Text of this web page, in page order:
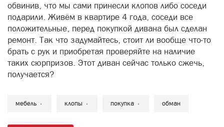
обвинив, что мы сами принесли клопов либо соседи
подарили. Живём в квартире 4 года, соседи все
положительные, перед покупкой дивана был сделан
ремонт. Так что задумайтесь, стоит ли вообще что-то
брать с рук и приобретая проверяйте на наличие
таких сюрпризов. Этот диван сейчас только сжечь,
получается?
мебель клопы покупка обман